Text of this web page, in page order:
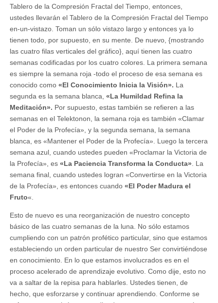
Tablero de la Compresión Fractal del Tiempo, entonces,
ustedes llevarán el Tablero de la Compresión Fractal del Tiempo
en-un-vistazo. Toman un sólo vistazo largo y entonces ya lo
tienen todo, por supuesto, en su mente. De nuevo, {mostrando
las cuatro filas verticales del gráfico}, aquí tienen las cuatro
semanas codificadas por los cuatro colores. La primera semana
es siempre la semana roja -todo el proceso de esa semana es
conocido como «El Conocimiento Inicia la Visión». La
segunda es la semana blanca, «La Humildad Refina la
Meditación». Por supuesto, estas también se refieren a las
semanas en el Telektonon, la semana roja es también «Clamar
el Poder de la Profecía», y la segunda semana, la semana
blanca, es «Mantener el Poder de la Profecía». Luego la tercera
semana azul, cuando ustedes pueden «Proclamar la Victoria de
la Profecía», es «La Paciencia Transforma la Conducta» . La
semana final, cuando ustedes logran «Convertirse en la Victoria
de la Profecía», es entonces cuando «El Poder Madura el
Fruto«.
Esto de nuevo es una reorganización de nuestro concepto
básico de las cuatro semanas de la luna. No sólo estamos
cumpliendo con un patrón profético particular, sino que estamos
estableciendo un orden particular de nuestro Ser convirtiéndose
en conocimiento. En lo que estamos involucrados es en el
proceso acelerado de aprendizaje evolutivo. Como dije, esto no
va a saltar de la repisa para hablarles. Ustedes tienen, de
hecho, que esforzarse y continuar aprendiendo. Conforme se